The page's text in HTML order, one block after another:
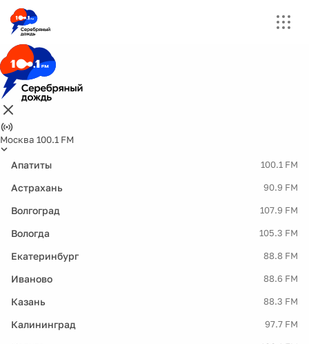
Москва 100.1 FM
Апатиты 100.1 FM
Астрахань 90.9 FM
Волгоград 107.9 FM
Вологда 105.3 FM
Екатеринбург 88.8 FM
Иваново 88.6 FM
Казань 88.3 FM
Калининград 97.7 FM